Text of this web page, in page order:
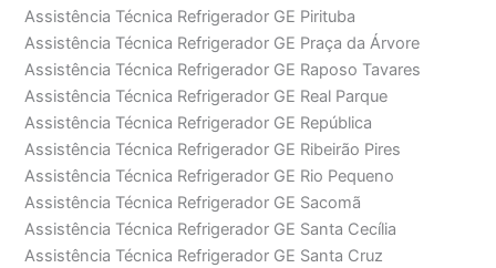
Assistência Técnica Refrigerador GE Pirituba
Assistência Técnica Refrigerador GE Praça da Árvore
Assistência Técnica Refrigerador GE Raposo Tavares
Assistência Técnica Refrigerador GE Real Parque
Assistência Técnica Refrigerador GE República
Assistência Técnica Refrigerador GE Ribeirão Pires
Assistência Técnica Refrigerador GE Rio Pequeno
Assistência Técnica Refrigerador GE Sacomã
Assistência Técnica Refrigerador GE Santa Cecília
Assistência Técnica Refrigerador GE Santa Cruz